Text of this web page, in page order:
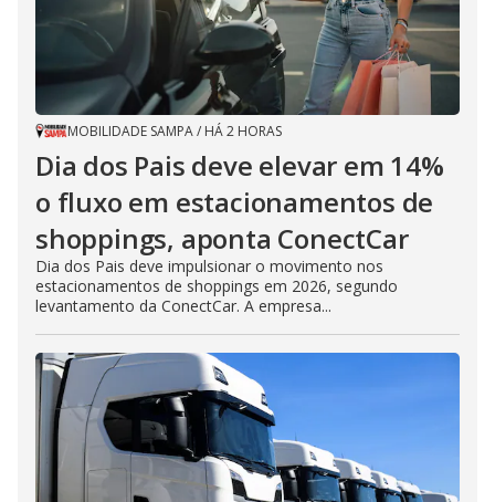
MOBILIDADE SAMPA/ HÁ 2 HORAS
Dia dos Pais deve elevar em 14%
o fluxo em estacionamentos de
shoppings, aponta ConectCar
Dia dos Pais deve impulsionar o movimento nos
estacionamentos de shoppings em 2026, segundo
levantamento da ConectCar. A empresa...